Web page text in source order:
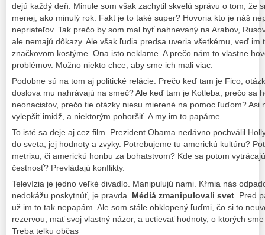
dejú každý deň. Minule som však zachytil skvelú správu o tom, že
menej, ako minulý rok. Fakt je to také super? Hovoria kto je náš
nepriateľov. Tak prečo by som mal byť nahnevaný na Arabov,
ale nemajú dôkazy. Ale však ľudia predsa uveria všetkému, veď
značkovom kostýme. Ona isto neklame. A prečo nám to vlastne
problémov. Možno niekto chce, aby sme ich mali viac.
Podobne sú na tom aj politické relácie. Prečo keď tam je Fico,
doslova mu nahrávajú na smeč? Ale keď tam je Kotleba, prečo sa
neonacistov, prečo tie otázky niesu mierené na pomoc ľuďom? Asi
vylepšiť imidž, a niektorým pohoršiť. A my im to papáme.
To isté sa deje aj cez film. Prezident Obama nedávno pochválil
do sveta, jej hodnoty a zvyky. Potrebujeme tu americkú kultúru?
metrixu, či americkú honbu za bohatstvom? Kde sa potom
čestnosť? Prevládajú konflikty.
Televízia je jedno veľké divadlo. Manipulujú nami. Kŕmia nás
nedokážu poskytnúť, je pravda. Médiá zmanipulovali svet. Pred
už im to tak nepapám. Ale som stále obklopený ľuďmi, čo si to
rezervou, mať svoj vlastný názor, a uctievať hodnoty, o ktorých
Treba telku občas